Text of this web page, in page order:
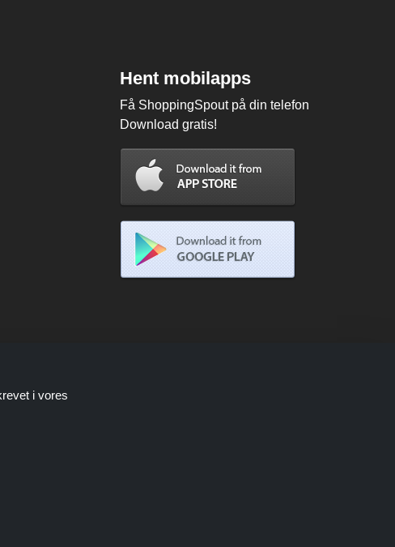
Hent mobilapps
Få ShoppingSpout på din telefon
Download gratis!
Shoppingspout.com/dk optjener kun
i vores